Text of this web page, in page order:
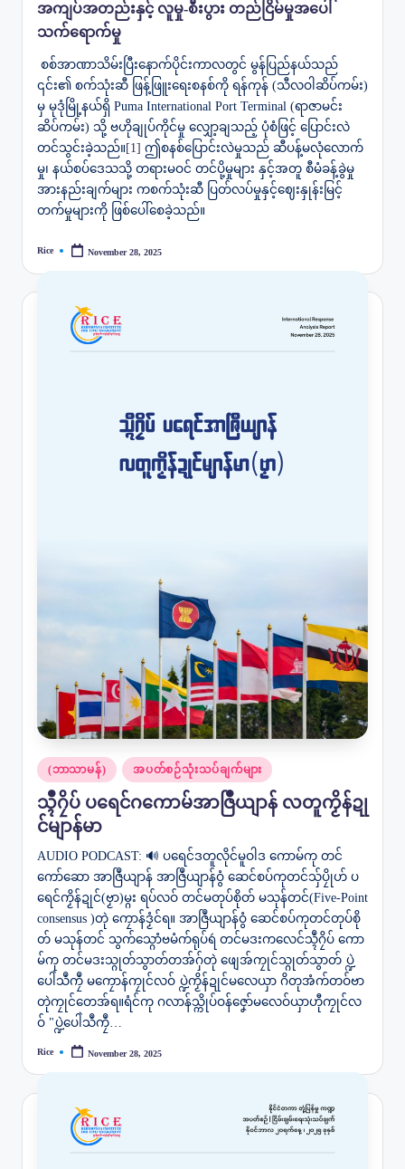
အကျပ်အတည်းနှင့် လူမှု-စီးပွား တည်ငြိမ်မှုအပေါ်
သက်ရောက်မှု
စစ်အာဏာသိမ်းပြီးနောက်ပိုင်းကာလတွင် မွန်ပြည်နယ်သည်
၎င်း၏ စက်သုံးဆီ ဖြန့်ဖြူးရေးစနစ်ကို ရန်ကုန် (သီလဝါဆိပ်ကမ်း)
မှ မုဒုံမြို့နယ်ရှိ Puma International Port Terminal (ရာဇာမင်း
ဆိပ်ကမ်း) သို့ ဗဟိုချုပ်ကိုင်မှု လျှော့ချသည့် ပုံစံဖြင့် ပြောင်းလဲ
တင်သွင်းခဲ့သည်။ [1] ဤစနစ်ပြောင်းလဲမှုသည် ဆီပန့်မလုံလောက်
မှု၊ နယ်စပ်ဒေသသို့ တရားမဝင် တင်ပို့မှုများ နှင့်အတူ စီမံခန့်ခွဲမှု
အားနည်းချက်များ ကစက်သုံးဆီ ပြတ်လပ်မှုနှင့်ဈေးနှုန်းမြင့်
တက်မှုများကို ဖြစ်ပေါ်စေခဲ့သည်။
Posted
Rice November 28, 2025
Posted
in
(ဘာသာမန်) အပတ်စဉ်သုံးသပ်ချက်များ
သ္ၚဳဂၠိပ် ပရေင်ဂ‌ကောမ်အာဇြဳယျာန် လတူကၟိန်ဍု
င်မျာန်မာ
AUDIO PODCAST: 🔊 ပရေင်ဒတူလိုင်မူဝါဒ ကောမ်ကု တင်
ကော်ဆော အာဇြဳယျာန် အာဇြဳယျာန်ဝွံ ဆေင်စပ်ကုတင်သှ်ပၠိုဟ် ပ
ရေင်ကၟိန်ဍုင်(ဗၟာ)မ္ဂး ရပ်လဝ် တင်မတုပ်စိုတ် မသုန်တင်(Five-Point
consensus )တုဲ ကၠောန်ဒၟံင်ရ။ အာဇြဳယျာန်ဝွံ ဆေင်စပ်ကုတင်တုပ်စို
တ် မသုန်တင် သွက်သ္ဂောံဗမံက်ရုပ်ရဴ တင်မဒးကလေင်သ္ၚဳဂၠိပ် ကော
မ်ကု တင်မဒးသ္ဂုတ်သွာတ်တအ်ဂှ်တုဲ ဖျေအ်ကၠုင်သ္ဂုတ်သွာတ် ပ္ဍဲ
ပေါဲသဳကၠဳ မကၠောန်ကၠုင်လဝ် ပ္ဍဲကၟိန်ဍုင်မလေယှာ ဂိတုအံက်တဝ်ဗာ
တုဲကၠုင်တေအ်ရ။ရံင်ကု ဂလာန်သ္ကိုပ်ဝန်ဇၞော်မလေဝ်ယှာဟီုကၠုင်လ
ဝ် "ပ္ဍဲပေါဲသဳကၠဳ…
Posted
Rice November 28, 2025